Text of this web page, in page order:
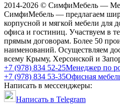
2014-2026 © СимфиМебель —
СимфиМебель — предлагаем
корпусной и мягкой мебели для
офиса и гостиниц. Участвуем в
прямым договорам. Более 50
наименований. Осуществляем
всему Крыму, Херсонской и
+7 (978) 834 52-25Менеджер по
+7 (978) 834 53-35Офисная
Написать в мессенджеры:
Написать в Telegram